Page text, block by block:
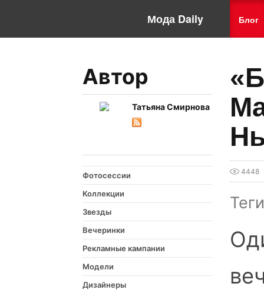
Мода Daily Блог
Автор
Татьяна Смирнова
Фотосессии
Коллекции
Звезды
Вечеринки
Рекламные кампании
Модели
Дизайнеры
4448